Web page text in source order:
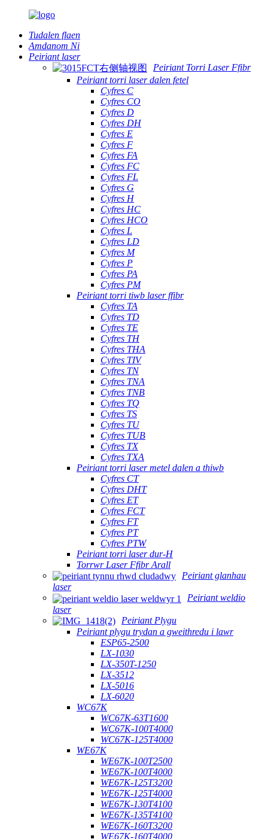
Tudalen flaen
Amdanom Ni
Peiriant laser
Peiriant Torri Laser Ffibr
Peiriant torri laser dalen fetel
Cyfres C
Cyfres CO
Cyfres D
Cyfres DH
Cyfres E
Cyfres F
Cyfres FA
Cyfres FC
Cyfres FL
Cyfres G
Cyfres H
Cyfres HC
Cyfres HCO
Cyfres L
Cyfres LD
Cyfres M
Cyfres P
Cyfres PA
Cyfres PM
Peiriant torri tiwb laser ffibr
Cyfres TA
Cyfres TD
Cyfres TE
Cyfres TH
Cyfres THA
Cyfres TIV
Cyfres TN
Cyfres TNA
Cyfres TNB
Cyfres TQ
Cyfres TS
Cyfres TU
Cyfres TUB
Cyfres TX
Cyfres TXA
Peiriant torri laser metel dalen a thiwb
Cyfres CT
Cyfres DHT
Cyfres ET
Cyfres FCT
Cyfres FT
Cyfres PT
Cyfres PTW
Peiriant torri laser dur-H
Torrwr Laser Ffibr Arall
Peiriant glanhau
laser
Peiriant weldio
laser
Peiriant Plygu
Peiriant plygu trydan a gweithredu i lawr
ESP65-2500
LX-1030
LX-350T-1250
LX-3512
LX-5016
LX-6020
WC67K
WC67K-63T1600
WC67K-100T4000
WC67K-125T4000
WE67K
WE67K-100T2500
WE67K-100T4000
WE67K-125T3200
WE67K-125T4000
WE67K-130T4100
WE67K-135T4100
WE67K-160T3200
WE67K-160T4000